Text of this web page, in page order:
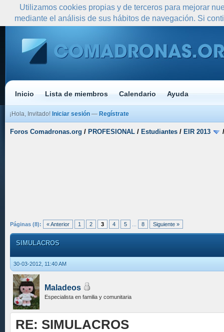
Inicio Lista de miembros Calendario Ayuda
¡Hola, Invitado! Iniciar sesión — Regístrate
Foros Comadronas.org / PROFESIONAL / Estudiantes / EIR 2013
Páginas (8): « Anterior 1 2 3 4 5 8 Siguiente »
SIMULACROS
30-03-2012, 11:40 AM
Maladeos
Especialista en familia y comunitaria
RE: SIMULACROS
Utilizamos cookies propias y de terceros para mejorar
mediante el análisis de sus hábitos de navegación. Si